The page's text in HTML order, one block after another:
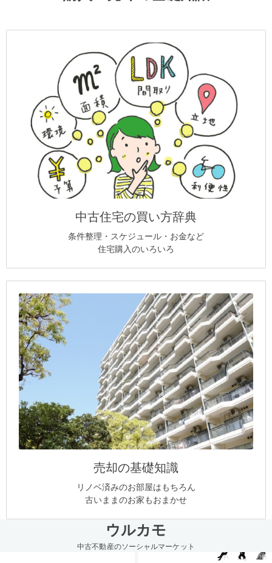
中古住宅の買い方辞典
条件整理・スケジュール・お金など
住宅購入のいろいろ
売却の基礎知識
リノベ済みのお部屋はもちろん
古いままのお家もおまかせ
ウルカモ
中古不動産のソーシャルマーケット